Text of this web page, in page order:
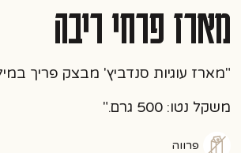
מארז פרחי ריבה
"מארז עוגיות סנדביץ' מבצק פריך
משקל נטו: 500 גרם."
פרווה